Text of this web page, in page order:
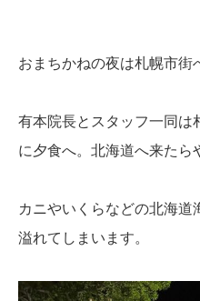
おまちかねの夜は札幌市街
有本院長とスタッフ一同は
に夕食へ。 北海道へ来たら
カニやいくらなどの北海
溢れてしまいます。